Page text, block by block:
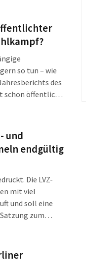
und darüber
so tun – wie
des
schon öffentlich
und
endgültig
Die LVZ-
mit viel
und soll eine
zum